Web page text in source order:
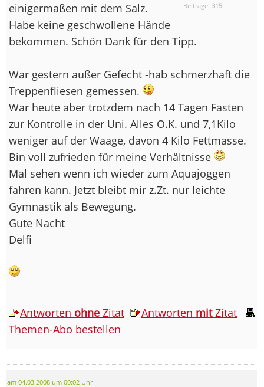
Beiträge:315
einigermaßen mit dem Salz.
Habe keine geschwollene Hände
bekommen. Schön Dank für den Tipp.
War gestern außer Gefecht -hab schmerzhaft die
Treppenfliesen gemessen.
War heute aber trotzdem nach 14 Tagen Fasten
zur Kontrolle in der Uni. Alles O.K. und 7,1Kilo
weniger auf der Waage, davon 4 Kilo Fettmasse.
Bin voll zufrieden für meine Verhältnisse
Mal sehen wenn ich wieder zum Aquajoggen
fahren kann. Jetzt bleibt mir z.Zt. nur leichte
Gymnastik als Bewegung.
Gute Nacht
Delfi
Antworten ohne Zitat Antworten mitZitat
Themen-Abo bestellen
am 04.03.2008 um 00:02 Uhr